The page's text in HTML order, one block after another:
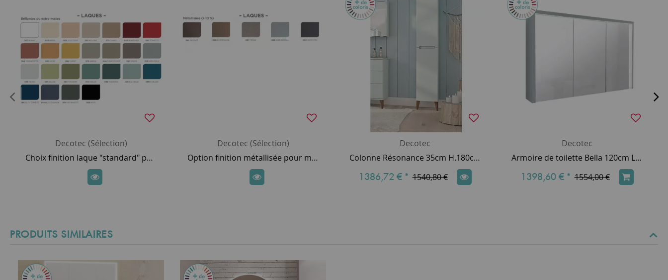
Decotec (Sélection)
Choix finition laque "standard" pour meuble DECOTEC
Decotec (Sélection)
Option finition métallisée pour meuble laqué DECOTEC (10% de plus-value) - SUR DEVIS
Decotec
Colonne Résonance 35cm H.180cm 2 portes / Laque au choix (pieds en option) - DECOTEC Réf. 1821061 / 1821071
1386,72 € * 1540,80 €
Decotec
Armoire de toilette Bella 120cm LED 33,51W 3 portes miroir / Laque au choix - DECOTEC Réf. 1309321
1398,60 € * 1554,00 €
PRODUITS SIMILAIRES